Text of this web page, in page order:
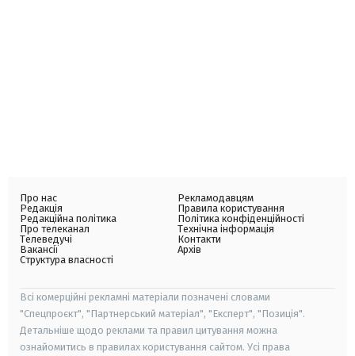
Про нас
Редакція
Редакційна політика
Про телеканал
Телеведучі
Вакансії
Структура власності
Рекламодавцям
Правила користування
Політика конфіденційності
Технічна інформація
Контакти
Архів
Всі комерційні рекламні матеріали позначені словами
"Спецпроєкт", "Партнерський матеріал", "Експерт", "Позиція".
Детальніше щодо реклами та правил цитування можна
ознайомитись в правилах користування сайтом. Усі права